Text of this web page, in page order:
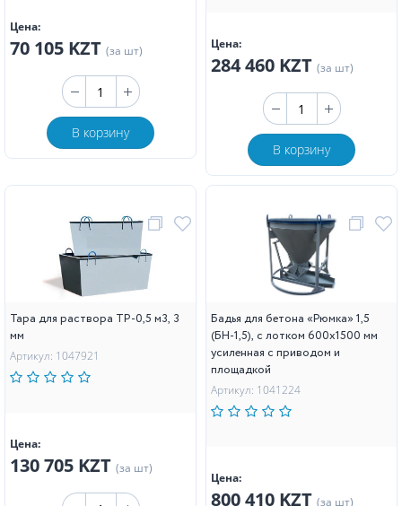
Цена:
70 105 KZT (за шт)
В корзину
Цена:
284 460 KZT (за шт)
В корзину
Тара для раствора ТР-0,5 м3, 3
мм
Артикул: 1047921
Цена:
130 705 KZT (за шт)
Бадья для бетона «Рюмка» 1,5
(БН-1,5), с лотком 600х1500 мм
усиленная с приводом и
площадкой
Артикул: 1041224
Цена:
800 410 KZT (за шт)